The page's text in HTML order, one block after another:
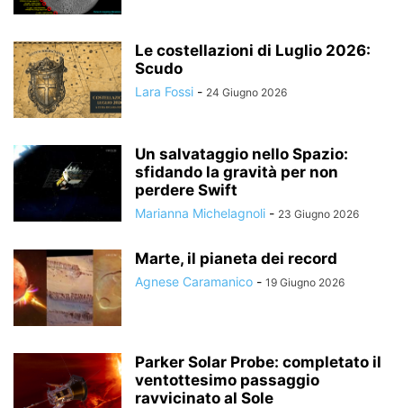
Le costellazioni di Luglio 2026:
Scudo
Lara Fossi - 24 Giugno 2026
Un salvataggio nello Spazio:
sfidando la gravità per non
perdere Swift
Marianna Michelagnoli - 23 Giugno 2026
Marte, il pianeta dei record
Agnese Caramanico - 19 Giugno 2026
Parker Solar Probe: completato il
ventottesimo passaggio
ravvicinato al Sole